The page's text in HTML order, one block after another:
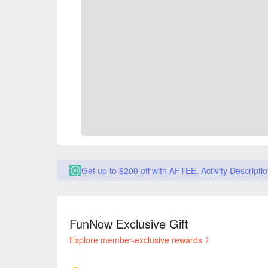
Get up to $200 off with AFTEE. Activity
FunNow Exclusive Gift
Explore member-exclusive rewards